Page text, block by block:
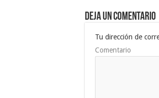
Deja un comentario
Tu dirección de
Comentario